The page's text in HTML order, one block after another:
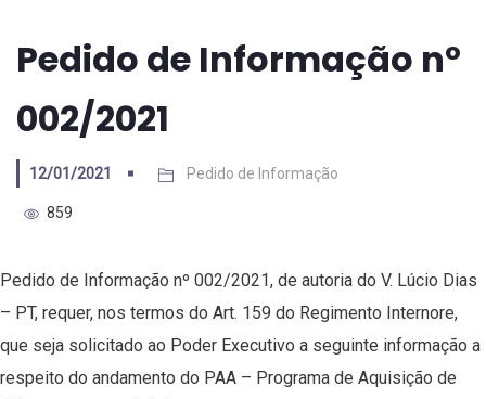
Pedido de Informação nº
002/2021
12/01/2021 Pedido de Informação
859
Pedido de Informação nº 002/2021, de autoria do V. Lúcio Dias
– PT, requer, nos termos do Art. 159 do Regimento Internore,
que seja solicitado ao Poder Executivo a seguinte informação a
respeito do andamento do PAA – Programa de Aquisição de